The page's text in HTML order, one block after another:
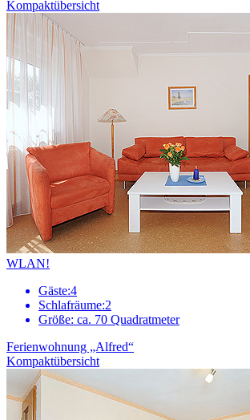
Kompaktübersicht
WLAN!
Gäste:4
Schlafräume:2
Größe: ca. 70 Quadratmeter
Ferienwohnung „Alfred“
Kompaktübersicht